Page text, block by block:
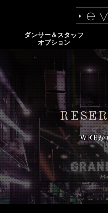
ダンサー＆スタッフ
オプション
WEBか